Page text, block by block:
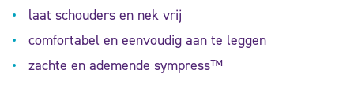
laat schouders en nek vrij
comfortabel en eenvoudig aan te leggen
zachte en ademende sympress™